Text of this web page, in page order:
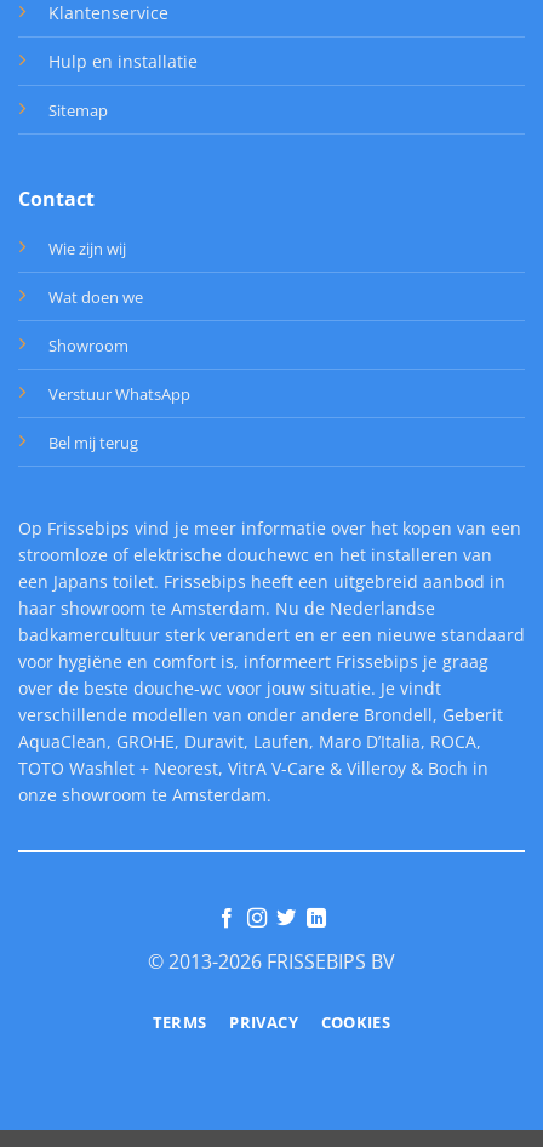
Klantenservice
Hulp en installatie
Sitemap
Contact
Wie zijn wij
Wat doen we
Showroom
Verstuur WhatsApp
Bel mij terug
Op Frissebips vind je meer informatie over het kopen van een
stroomloze of elektrische douchewc en het installeren van
een Japans toilet. Frissebips heeft een uitgebreid aanbod in
haar showroom te Amsterdam. Nu de Nederlandse
badkamercultuur sterk verandert en er een nieuwe standaard
voor hygiëne en comfort is, informeert Frissebips je graag
over de beste douche-wc voor jouw situatie. Je vindt
verschillende modellen van onder andere Brondell, Geberit
AquaClean, GROHE, Duravit, Laufen, Maro D’Italia, ROCA,
TOTO Washlet + Neorest, VitrA V-Care & Villeroy & Boch in
onze showroom te Amsterdam.
© 2013-2026 FRISSEBIPS BV
TERMS PRIVACY COOKIES